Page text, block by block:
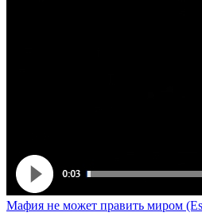
Мафия не может править миром